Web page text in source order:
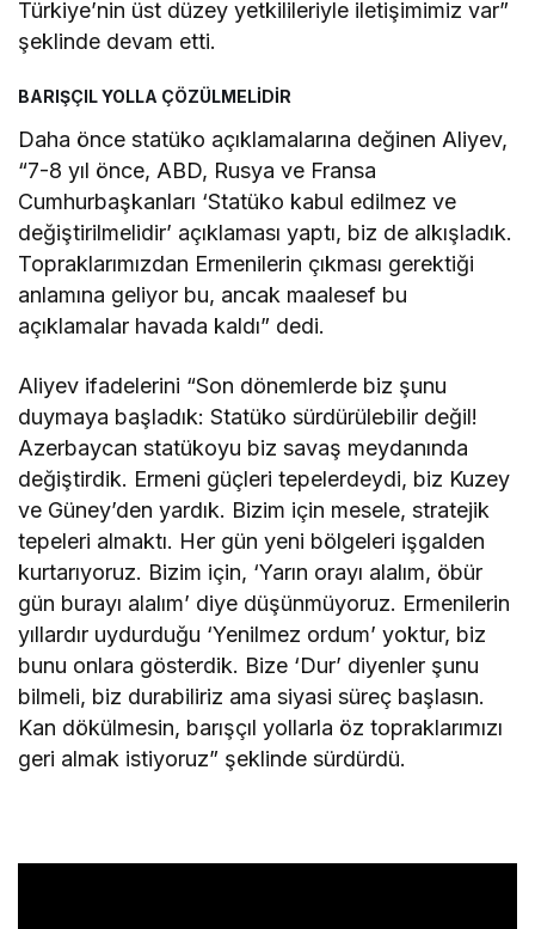
Türkiye’nin üst düzey yetkilileriyle iletişimimiz var”
şeklinde devam etti.
BARIŞÇIL YOLLA ÇÖZÜLMELİDİR
Daha önce statüko açıklamalarına değinen Aliyev,
“7-8 yıl önce, ABD, Rusya ve Fransa
Cumhurbaşkanları ‘Statüko kabul edilmez ve
değiştirilmelidir’ açıklaması yaptı, biz de alkışladık.
Topraklarımızdan Ermenilerin çıkması gerektiği
anlamına geliyor bu, ancak maalesef bu
açıklamalar havada kaldı” dedi.
Aliyev ifadelerini “Son dönemlerde biz şunu
duymaya başladık: Statüko sürdürülebilir değil!
Azerbaycan statükoyu biz savaş meydanında
değiştirdik. Ermeni güçleri tepelerdeydi, biz Kuzey
ve Güney’den yardık. Bizim için mesele, stratejik
tepeleri almaktı. Her gün yeni bölgeleri işgalden
kurtarıyoruz. Bizim için, ‘Yarın orayı alalım, öbür
gün burayı alalım’ diye düşünmüyoruz. Ermenilerin
yıllardır uydurduğu ‘Yenilmez ordum’ yoktur, biz
bunu onlara gösterdik. Bize ‘Dur’ diyenler şunu
bilmeli, biz durabiliriz ama siyasi süreç başlasın.
Kan dökülmesin, barışçıl yollarla öz topraklarımızı
geri almak istiyoruz” şeklinde sürdürdü.